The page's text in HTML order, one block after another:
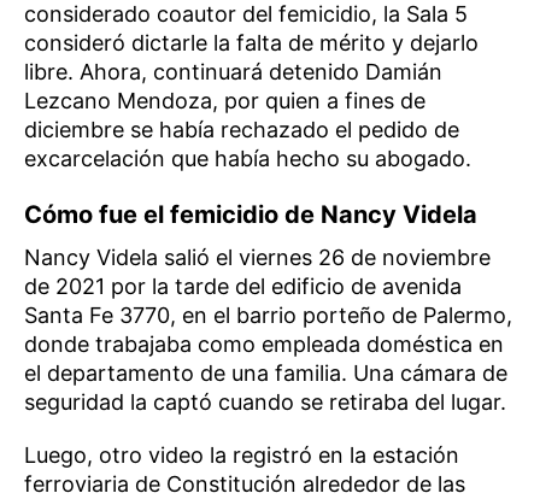
considerado coautor del femicidio, la Sala 5
consideró dictarle la falta de mérito y dejarlo
libre. Ahora, continuará detenido Damián
Lezcano Mendoza, por quien a fines de
diciembre se había rechazado el pedido de
excarcelación que había hecho su abogado.
Cómo fue el femicidio de Nancy Videla
Nancy Videla salió el viernes 26 de noviembre
de 2021 por la tarde del edificio de avenida
Santa Fe 3770, en el barrio porteño de Palermo,
donde trabajaba como empleada doméstica en
el departamento de una familia. Una cámara de
seguridad la captó cuando se retiraba del lugar.
Luego, otro video la registró en la estación
ferroviaria de Constitución alrededor de las